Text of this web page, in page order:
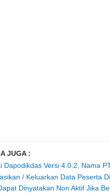
JUGA :
Dapodikdas Versi 4.0.2, Nama
/ Keluarkan Data Peserta
Dinyatakan Non Aktif Jika